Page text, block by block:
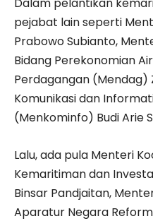
pejabat lain seperti
Prabowo Subianto,
Bidang Perekonomian
Perdagangan (Mendag)
Komunikasi dan
(Menkominfo) Budi Arie
Lalu, ada pula Menteri
Kemaritiman dan
Binsar Pandjaitan,
Aparatur Negara